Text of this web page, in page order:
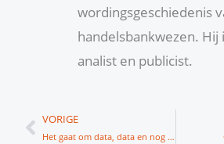
wordingsgeschiedenis
handelsbankwezen. Hij
analist en publicist.
Vorige
VORIGE
Het gaat om data, data en nog eens data